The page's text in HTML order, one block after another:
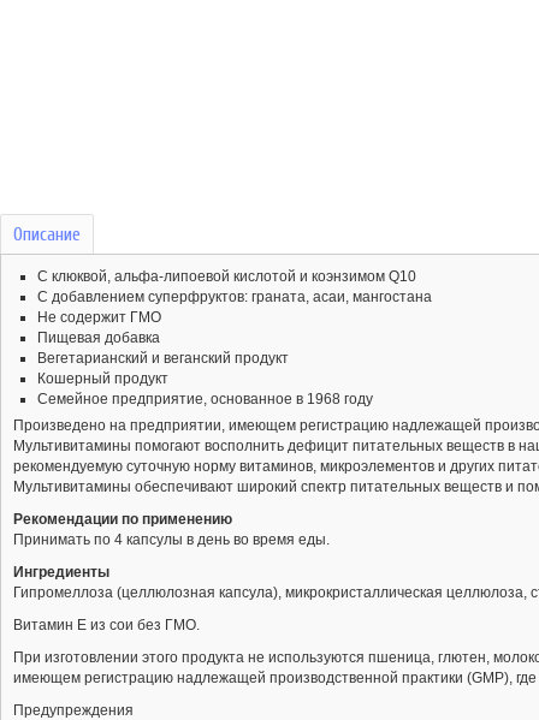
Описание
С клюквой, альфа-липоевой кислотой и коэнзимом Q10
С добавлением суперфруктов: граната, асаи, мангостана
Не содержит ГМО
Пищевая добавка
Вегетарианский и веганский продукт
Кошерный продукт
Семейное предприятие, основанное в 1968 году
Произведено на предприятии, имеющем регистрацию надлежащей
Мультивитамины помогают восполнить дефицит питательных веществ в
рекомендуемую суточную норму витаминов, микроэлементов и других
Мультивитамины обеспечивают широкий спектр питательных веществ и
Рекомендации по применению
Принимать по 4 капсулы в день во время еды.
Ингредиенты
Гипромеллоза (целлюлозная капсула), микрокристаллическая целлюлоза,
Витамин E из сои без ГМО.
При изготовлении этого продукта не используются пшеница, глютен,
имеющем регистрацию надлежащей производственной практики (GMP),
Предупреждения